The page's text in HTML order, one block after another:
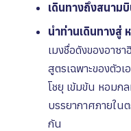
เดินทางถึงสนามบิ
นำท่านเดินทางสู่
เมงชื่อดังของอาซ
สูตรเฉพาะของตัวเ
โชยุ เข้มข้น หอมก
บรรยากาศภายใน
กัน